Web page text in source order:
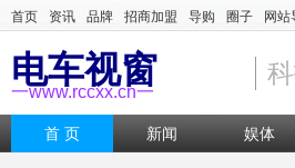
首页 资讯 品牌 招商加盟 导购 圈子 网站
电车视窗
一www.rccxx.cn一
首 页 新闻 娱体